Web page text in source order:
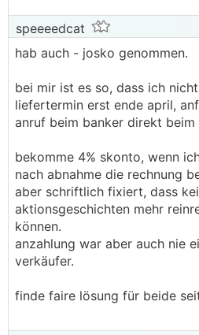
speeeedcat
hab auch - josko genommen.
bei mir ist es so, dass ich
liefertermin erst ende april,
anruf beim banker direkt
bekomme 4% skonto, wenn
nach abnahme die rechnung
aber schriftlich fixiert, dass
aktionsgeschichten mehr
können.
anzahlung war aber auch nie
verkäufer.
finde faire lösung für beide